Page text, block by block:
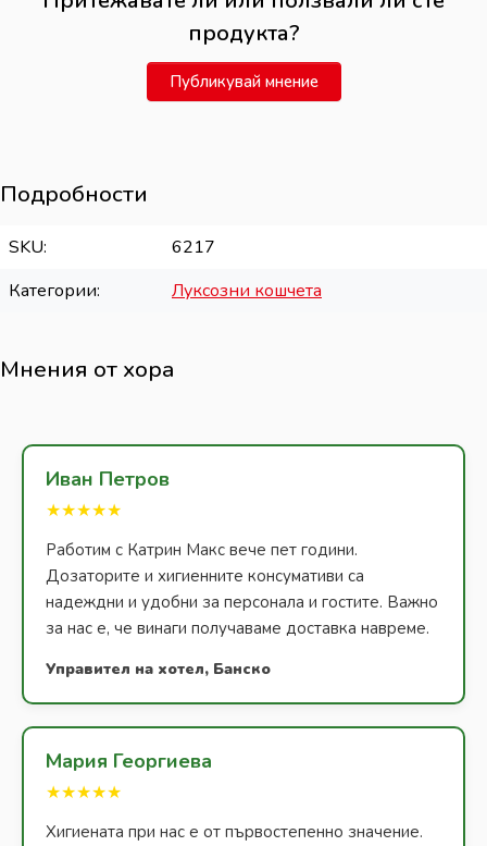
продукта?
Публикувай мнение
Подробности
SKU
6217
Категории
Луксозни кошчета
Мнения от хора
Иван Петров
★★★★★
Работим с Катрин Макс вече пет години.
Дозаторите и хигиенните консумативи са
надеждни и удобни за персонала и гостите. Важно
за нас е, че винаги получаваме доставка навреме.
Управител на хотел, Банско
Мария Георгиева
★★★★★
Хигиената при нас е от първостепенно значение.